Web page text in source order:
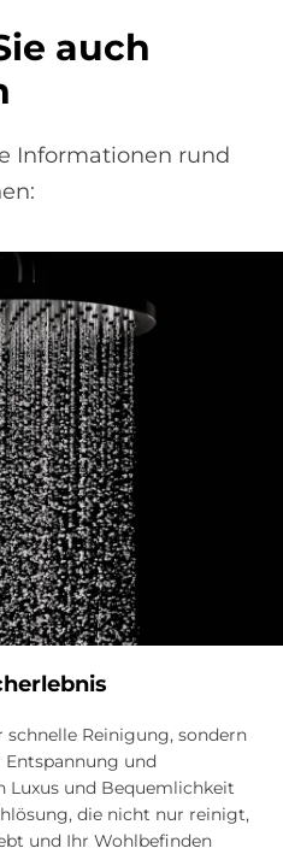
auch
Informationen rund
Reinigung, sondern
und
Luxus und Bequemlichkeit
die nicht nur reinigt,
und Ihr Wohlbefinden